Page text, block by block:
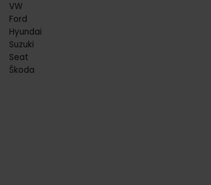
VW
Ford
Hyundai
Suzuki
Seat
Škoda